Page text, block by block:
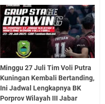
Minggu 27 Juli Tim Voli Putra
Kuningan Kembali Bertanding,
Ini Jadwal Lengkapnya BK
Porprov Wilayah III Jabar